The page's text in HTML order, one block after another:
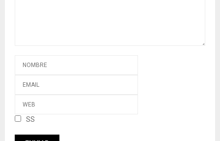
SS